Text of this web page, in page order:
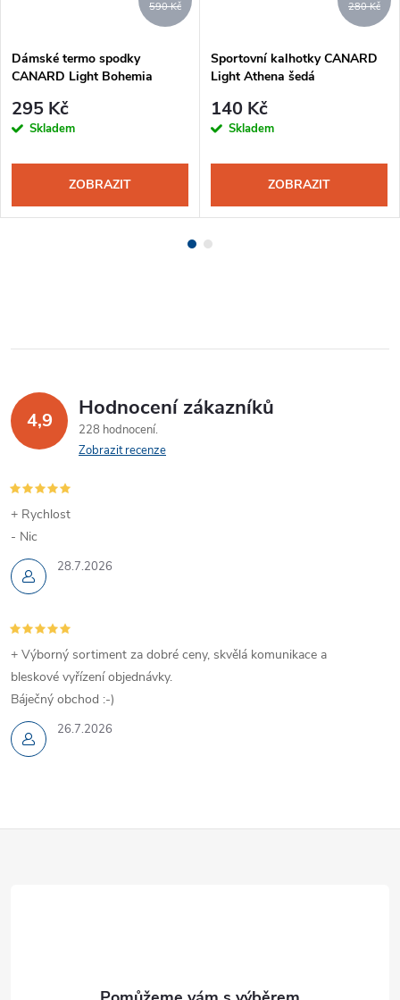
590 Kč
Dámské termo spodky
CANARD Light Bohemia
295 Kč
Skladem
ZOBRAZIT
280 Kč
Sportovní kalhotky CANARD
Light Athena šedá
140 Kč
Skladem
ZOBRAZIT
4,9 Hodnocení zákazníků
228 hodnocení
Zobrazit recenze
28.7.2026
+ Rychlost
- Nic
26.7.2026
+ Výborný sortiment za dobré ceny, skvělá komunikace a
bleskové vyřízení objednávky.
Báječný obchod :-)